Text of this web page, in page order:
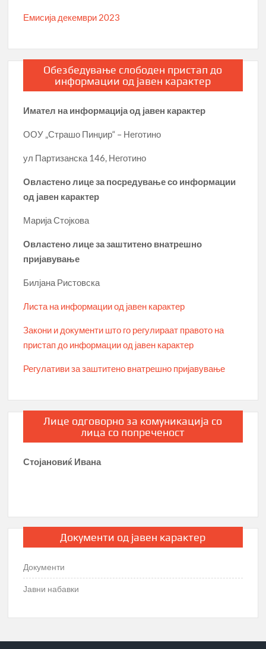
Емисија декември 2023
Обезбедување слободен пристап до
информации од јавен карактер
Имател на информација од јавен карактер
ООУ „Страшо Пинџир“ – Неготино
ул Партизанска 146, Неготино
Овластено лице за посредување со информации
од јавен карактер
Марија Стојкова
Овластено лице за заштитено внатрешно
пријавување
Билјана Ристовска
Листа на информации од јавен карактер
Закони и документи што го регулираат правото на
пристап до информации од јавен карактер
Регулативи за заштитено внатрешно пријавување
Лице одговорно за комуникација со
лица со попреченост
Стојановиќ Ивана
Документи од јавен карактер
Документи
Јавни набавки